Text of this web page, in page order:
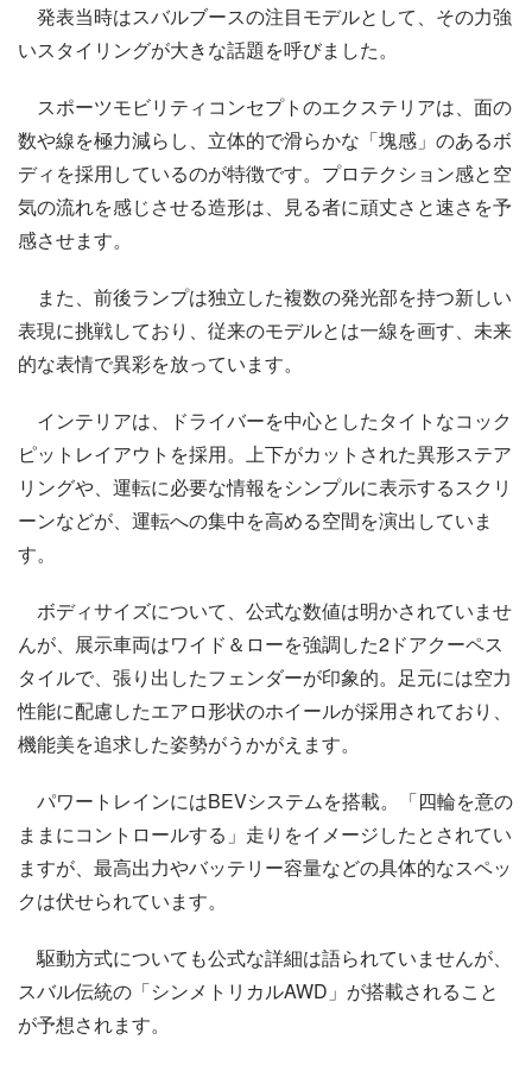
発表当時はスバルブースの注目モデルとして、その力強
いスタイリングが大きな話題を呼びました。
スポーツモビリティコンセプトのエクステリアは、面の
数や線を極力減らし、立体的で滑らかな「塊感」のあるボ
ディを採用しているのが特徴です。プロテクション感と空
気の流れを感じさせる造形は、見る者に頑丈さと速さを予
感させます。
また、前後ランプは独立した複数の発光部を持つ新しい
表現に挑戦しており、従来のモデルとは一線を画す、未来
的な表情で異彩を放っています。
インテリアは、ドライバーを中心としたタイトなコック
ピットレイアウトを採用。上下がカットされた異形ステア
リングや、運転に必要な情報をシンプルに表示するスクリ
ーンなどが、運転への集中を高める空間を演出していま
す。
ボディサイズについて、公式な数値は明かされていませ
んが、展示車両はワイド＆ローを強調した2ドアクーペス
タイルで、張り出したフェンダーが印象的。足元には空力
性能に配慮したエアロ形状のホイールが採用されており、
機能美を追求した姿勢がうかがえます。
パワートレインにはBEVシステムを搭載。「四輪を意の
ままにコントロールする」走りをイメージしたとされてい
ますが、最高出力やバッテリー容量などの具体的なスペッ
クは伏せられています。
駆動方式についても公式な詳細は語られていませんが、
スバル伝統の「シンメトリカルAWD」が搭載されること
が予想されます。